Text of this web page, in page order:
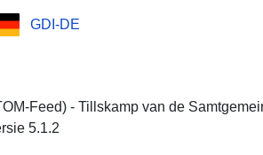
GDI-DE
Feed) - Tillskamp van de
5.1.2